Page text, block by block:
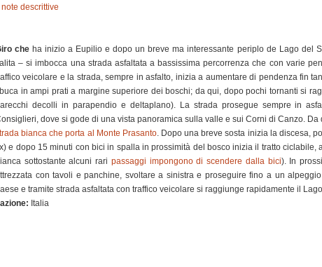
descrittive
che ha inizio a Eupilio e dopo un breve ma interessante periplo de Lago del
– si imbocca una strada asfaltata a bassissima percorrenza che con varie
veicolare e la strada, sempre in asfalto, inizia a aumentare di pendenza fin
in ampi prati a margine superiore dei boschi; da qui, dopo pochi tornanti si
decolli in parapendio e deltaplano). La strada prosegue sempre in
dove si gode di una vista panoramica sulla valle e sui Corni di Canzo.
bianca che porta al Monte Prasanto. Dopo una breve sosta inizia la discesa,
e dopo 15 minuti con bici in spalla in prossimità del bosco inizia il tratto
sottostante alcuni rari passaggi impongono di scendere dalla bici). In
con tavoli e panchine, svoltare a sinistra e proseguire fino a un
e tramite strada asfaltata con traffico veicolare si raggiunge rapidamente il Lago
Italia